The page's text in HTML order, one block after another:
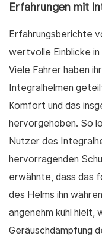
Erfahrungen mit
Erfahrungsberichte
wertvolle Einblicke
Viele Fahrer haben
Integralhelmen
Komfort und das
hervorgehoben. So
Nutzer des
hervorragenden
erwähnte, dass das
des Helms ihn
angenehm kühl hielt,
Geräuschdämpfung